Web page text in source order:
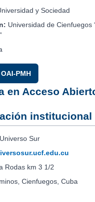
y Sociedad
Universidad de Cienfuegos
PMH
en Acceso
institucional
Universo Sur
Rodas km 3 1/2
Cienfuegos, Cuba